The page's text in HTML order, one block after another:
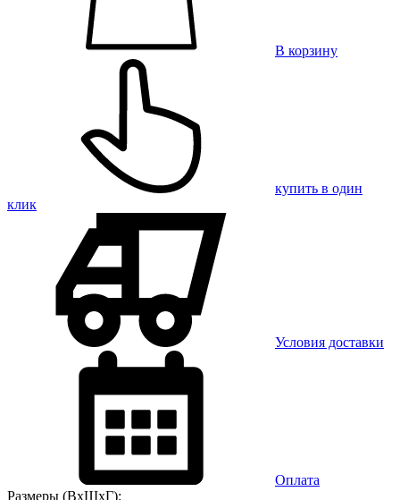
В корзину
купить в один
клик
Условия доставки
Оплата
Размеры (ВхШхГ):